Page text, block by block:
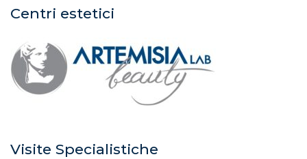
Centri estetici
Visite Specialistiche